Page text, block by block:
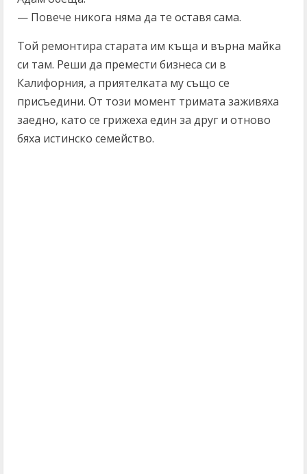
— Повече никога няма да те оставя сама.
Той ремонтира старата им къща и върна майка
си там. Реши да премести бизнеса си в
Калифорния, а приятелката му също се
присъедини. От този момент тримата заживяха
заедно, като се грижеха един за друг и отново
бяха истинско семейство.